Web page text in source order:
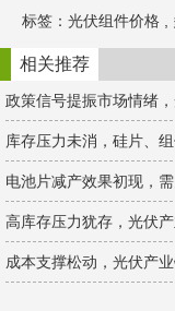
a
t
标签： 光伏组件价格
相关推荐
政策信号提振市场情绪
库存压力未消，硅片、
电池片减产效果初现，
高库存压力犹存，光伏
成本支撑松动，光伏产